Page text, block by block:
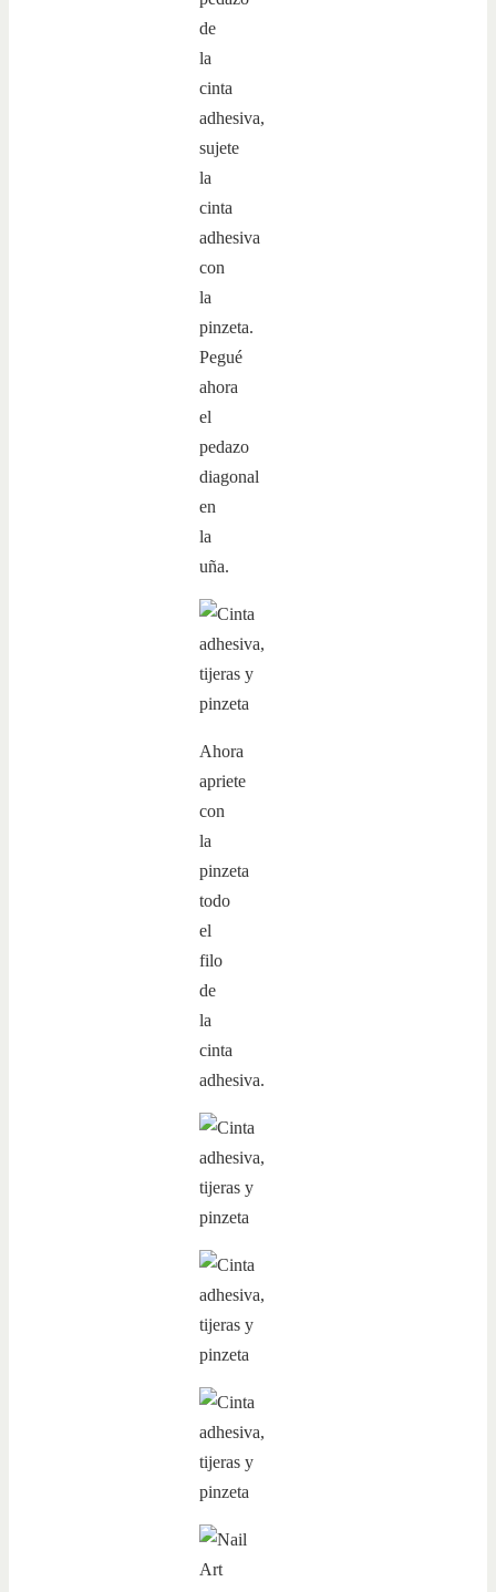
de
la
cinta
adhesiva,
sujete
la
cinta
adhesiva
con
la
pinzeta.
Pegué
ahora
el
pedazo
diagonal
en
la
uña.
Ahora
apriete
con
la
pinzeta
todo
el
filo
de
la
cinta
adhesiva.